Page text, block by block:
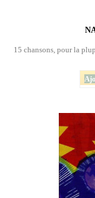
15 chansons, pour la